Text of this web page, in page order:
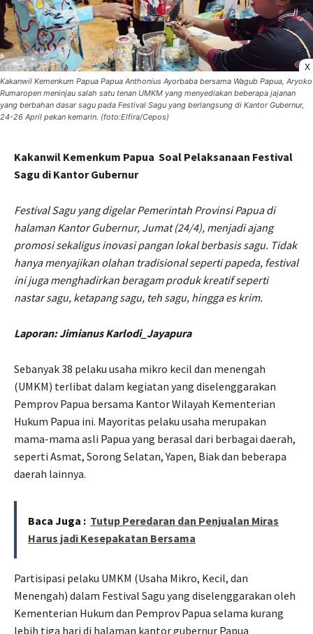
X
Kakanwil Kemenkum Papua Papua Anthonius Ayorbaba bersama Wagub Papua, Aryoko
Rumaropen meninjau salah satu tenan UMKM yang menyediakan beberapa jajanan
yang berbahan dasar sagu pada Festival Sagu yang berlangsung di Kantor Gubernur,
24-26 April pekan kemarin. (foto:Elfira/Cepos)
Kakanwil Kemenkum Papua Soal Pelaksanaan Festival
Sagu di Kantor Gubernur
Festival Sagu yang digelar Pemerintah Provinsi Papua di
halaman Kantor Gubernur, Jumat (24/4), menjadi ajang
promosi sekaligus inovasi pangan lokal berbasis sagu. Tidak
hanya menyajikan olahan tradisional seperti papeda, festival
ini juga menghadirkan beragam produk kreatif seperti
nastar sagu, ketapang sagu, teh sagu, hingga es krim.
Laporan: Jimianus Karlodi_Jayapura
Sebanyak 38 pelaku usaha mikro kecil dan menengah
(UMKM) terlibat dalam kegiatan yang diselenggarakan
Pemprov Papua bersama Kantor Wilayah Kementerian
Hukum Papua ini. Mayoritas pelaku usaha merupakan
mama-mama asli Papua yang berasal dari berbagai daerah,
seperti Asmat, Sorong Selatan, Yapen, Biak dan beberapa
daerah lainnya.
Baca Juga : Tutup Peredaran dan Penjualan Miras
Harus jadi Kesepakatan Bersama
Partisipasi pelaku UMKM (Usaha Mikro, Kecil, dan
Menengah) dalam Festival Sagu yang diselenggarakan oleh
Kementerian Hukum dan Pemprov Papua selama kurang
lebih tiga hari di halaman kantor gubernur Papua